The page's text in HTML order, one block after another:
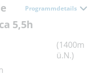
Programmdetails
ca 5,5h
(1400m
ü.N.)